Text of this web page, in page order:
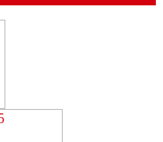
области на сайте